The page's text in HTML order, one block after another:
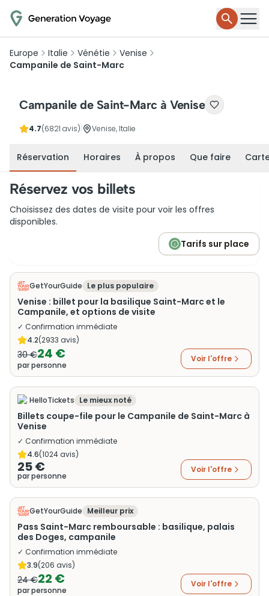
Europe Italie Vénétie
Venise
Campanile de Saint-Marc
Campanile de Saint-Marc à Venise
4.7(6821 avis) Venise, Italie
Réservation Horaires À propos Que faire
Réservez vos billets
Choisissez des dates de visite pour voir les offres
disponibles.
Tarifs sur place
GetYourGuide Le plus populaire
Venise : billet pour la basilique Saint-Marc et le
Campanile, et options de visite
✓ Confirmation immédiate
4.2(2933 avis)
30 €24 €
par personne
Voir l'offre
HelloTickets Le mieux noté
Billets coupe-file pour le Campanile de Saint-Marc à
Venise
✓ Confirmation immédiate
4.6(1024avis)
25 €
par personne
Voir l'offre
GetYourGuide Meilleur prix
Pass Saint-Marc remboursable : basilique, palais
des Doges, campanile
✓ Confirmation immédiate
3.9(206 avis)
24 €22 €
par personne
Voir l'offre